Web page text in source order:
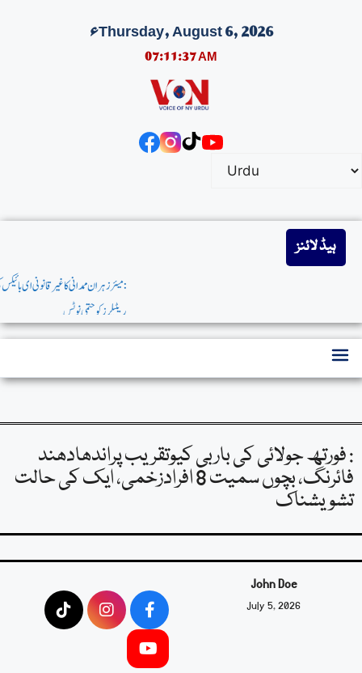
Thursday, August 6, 2026ء
07:11:38 AM
ہیڈ لائنز
: میئر زہران ممدانی کاغیرقانونی ای بائیکس کی فروخت پرایمیزون اورٹارگٹ سمیت 40 سےزائد بڑے
: فورتھ جولائی کی باربی کیوتقریب پراندھادھند
فائرنگ، بچوں سمیت 8 افرادزخمی، ایک کی حالت
تشویشناک
John Doe